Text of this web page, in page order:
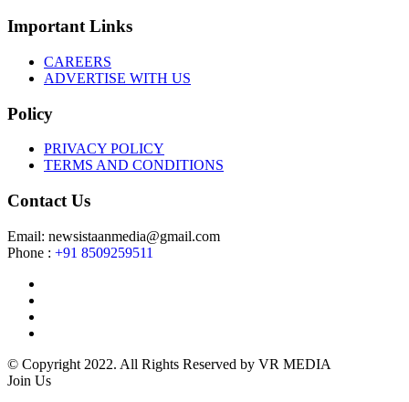
Important Links
CAREERS
ADVERTISE WITH US
Policy
PRIVACY POLICY
TERMS AND CONDITIONS
Contact Us
Email: newsistaanmedia@gmail.com
Phone : +91 8509259511
© Copyright 2022. All Rights Reserved by VR MEDIA
Join Us